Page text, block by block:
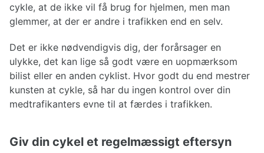
cykle, at de ikke vil få brug for hjelmen, men man
glemmer, at der er andre i trafikken end en selv.
Det er ikke nødvendigvis dig, der forårsager en
ulykke, det kan lige så godt være en uopmærksom
bilist eller en anden cyklist. Hvor godt du end mestrer
kunsten at cykle, så har du ingen kontrol over din
medtrafikanters evne til at færdes i trafikken.
Giv din cykel et regelmæssigt eftersyn